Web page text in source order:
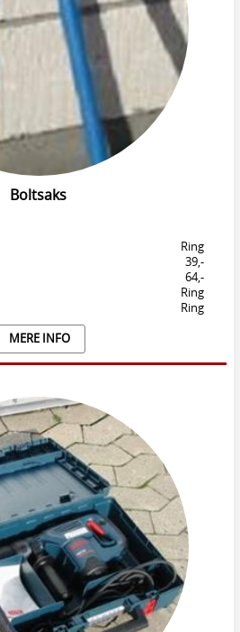
Boltsaks
Ring
39,-
64,-
Ring
Ring
MERE INFO